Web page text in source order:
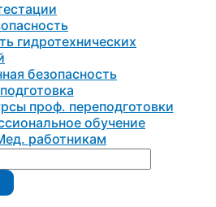
гидротехнических
безопасность
проф. переподготовки
обучение
работникам